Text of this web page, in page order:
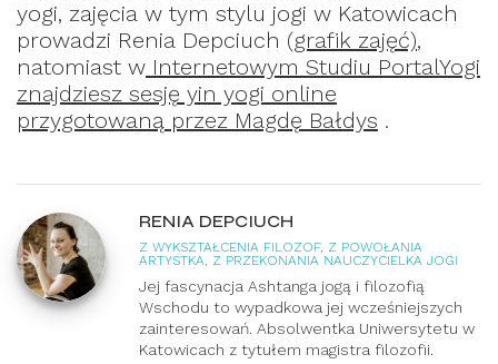
yogi, zajęcia w tym stylu jogi w Katowicach
prowadzi Renia Depciuch (grafik zajęć),
natomiast w Internetowym Studiu PortalYogi
znajdziesz sesję yin yogi online
przygotowaną przez Magdę Bałdys .
RENIA DEPCIUCH
Z WYKSZTAŁCENIA FILOZOF, Z POWOŁANIA
ARTYSTKA, Z PRZEKONANIA NAUCZYCIELKA JOGI
Jej fascynacja Ashtanga jogą i filozofią
Wschodu to wypadkowa jej wcześniejszych
zainteresowań. Absolwentka Uniwersytetu w
Katowicach z tytułem magistra filozofii.